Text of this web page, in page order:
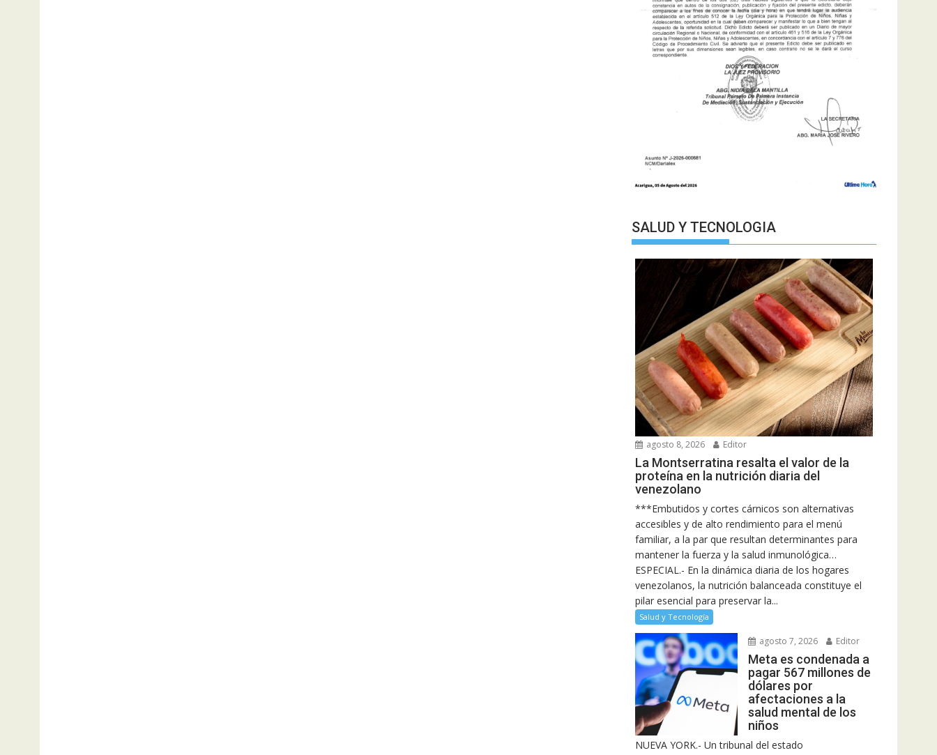
SALUD Y TECNOLOGIA
agosto 8, 2026 Editor
La Montserratina resalta el valor de la
proteína en la nutrición diaria del
venezolano
***Embutidos y cortes cárnicos son alternativas
accesibles y de alto rendimiento para el menú
familiar, a la par que resultan determinantes para
mantener la fuerza y la salud inmunológica…
ESPECIAL.- En la dinámica diaria de los hogares
venezolanos, la nutrición balanceada constituye el
pilar esencial para preservar la...
Salud y Tecnología
agosto 7, 2026 Editor
Meta es condenada a
pagar 567 millones de
dólares por
afectaciones a la
salud mental de los
niños
NUEVA YORK.- Un tribunal del estado